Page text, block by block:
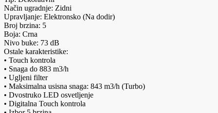
Način ugradnje: Zidni
Upravljanje: Elektronsko (Na dodir)
Broj brzina: 5
Boja: Crna
Nivo buke: 73 dB
Ostale karakteristike:
• Touch kontrola
• Snaga do 883 m3/h
• Ugljeni filter
• Maksimalna usisna snaga: 843 m3/h (Turbo)
• Dvostruko LED osvetljenje
• Digitalna Touch kontrola